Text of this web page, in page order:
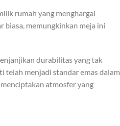
rumah yang menghargai
biasa, memungkinkan meja ini
durabilitas yang tak
telah menjadi standar emas dalam
atmosfer yang